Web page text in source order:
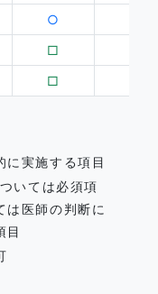
○
□
□
に実施する項目
いては必須項
は医師の判断に
目